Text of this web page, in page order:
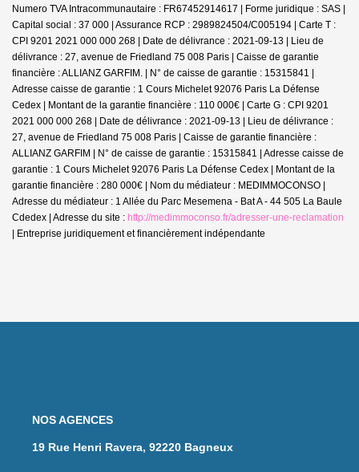
Numero TVA Intracommunautaire : FR67452914617 | Forme juridique : SAS |
Capital social : 37 000 | Assurance RCP : 2989824504/C005194 | Carte T :
CPI 9201 2021 000 000 268 | Date de délivrance : 2021-09-13 | Lieu de
délivrance : 27, avenue de Friedland 75 008 Paris | Caisse de garantie
financière : ALLIANZ GARFIM. | N° de caisse de garantie : 15315841 |
Adresse caisse de garantie : 1 Cours Michelet 92076 Paris La Défense
Cedex | Montant de la garantie financière : 110 000€ | Carte G : CPI 9201
2021 000 000 268 | Date de délivrance : 2021-09-13 | Lieu de délivrance :
27, avenue de Friedland 75 008 Paris | Caisse de garantie financière :
ALLIANZ GARFIM | N° de caisse de garantie : 15315841 | Adresse caisse de
garantie : 1 Cours Michelet 92076 Paris La Défense Cedex | Montant de la
garantie financière : 280 000€ | Nom du médiateur : MEDIMMOCONSO |
Adresse du médiateur : 1 Allée du Parc Mesemena - Bat A - 44 505 La Baule
Cdedex | Adresse du site : http://medimmoconso.fr/adresser-une-reclamation
| Entreprise juridiquement et financièrement indépendante
NOS AGENCES
19 Rue Henri Ravera, 92220 Bagneux